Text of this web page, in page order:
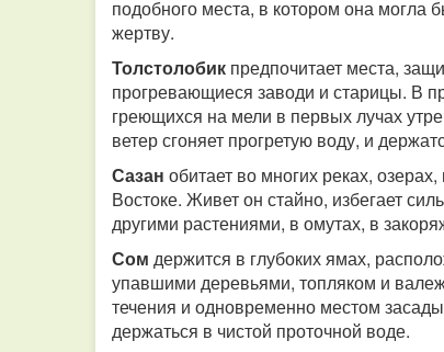
подобного места, в котором она могла
жертву.
Толстолобик предпочитает места,
прогревающиеся заводи и старицы. В
греющихся на мели в первых лучах
ветер сгоняет прогретую воду, и
Сазан обитает во многих реках,
Востоке. Живет он стайно, избегает
другими растениями, в омутах, в
Сом держится в глубоких ямах,
упавшими деревьями, топляком и
течения и одновременно местом
держаться в чистой проточной воде.